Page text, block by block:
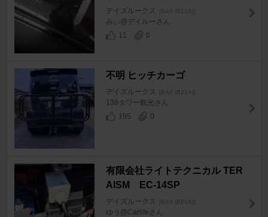
デイズルークス [BA0 (B21A)]
みぃ@デイルーさん
11
0
不明 ヒッチカーゴ
デイズルークス [BA0 (B21A)]
138タワー観光さん
195
0
有限会社ライトテクニカル TER
AISM EC-14SP
デイズルークス [BA0 (B21A)]
ゆう@Carlifeさん